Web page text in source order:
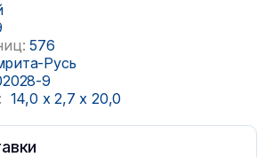
576
Русь
9
14,0 x 2,7x 20,0